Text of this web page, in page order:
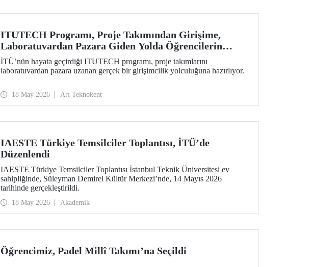
ITUTECH Programı, Proje Takımından Girişime,
Laboratuvardan Pazara Giden Yolda Öğrencilerin
Yanında
İTÜ’nün hayata geçirdiği ITUTECH programı, proje takımlarını
laboratuvardan pazara uzanan gerçek bir girişimcilik yolculuğuna hazırlıyor.
18 May 2026 Arı Teknokent
IAESTE Türkiye Temsilciler Toplantısı, İTÜ’de
Düzenlendi
IAESTE Türkiye Temsilciler Toplantısı İstanbul Teknik Üniversitesi ev
sahipliğinde, Süleyman Demirel Kültür Merkezi’nde, 14 Mayıs 2026
tarihinde gerçekleştirildi.
18 May 2026 Akademik
Öğrencimiz, Padel Millî Takımı’na Seçildi